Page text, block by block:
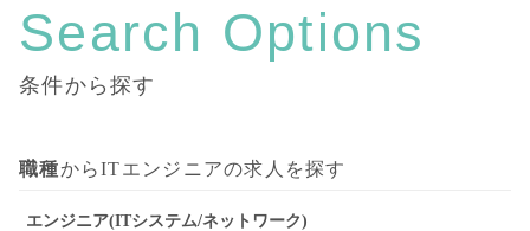
Search Options
条件から探す
職種からITエンジニアの求人を探す
エンジニア(ITシステム/ネットワーク)